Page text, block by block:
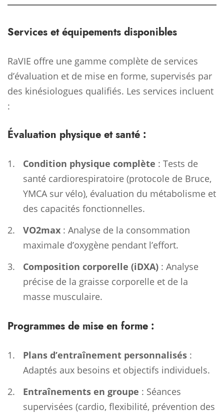
Services et équipements disponibles
RaVIE offre une gamme complète de services
d’évaluation et de mise en forme, supervisés par
des kinésiologues qualifiés. Les services incluent
:
Évaluation physique et santé :
Condition physique complète : Tests de
santé cardiorespiratoire (protocole de Bruce,
YMCA sur vélo), évaluation du métabolisme et
des capacités fonctionnelles.
VO2max : Analyse de la consommation
maximale d’oxygène pendant l’effort.
Composition corporelle (iDXA) : Analyse
précise de la graisse corporelle et de la
masse musculaire.
Programmes de mise en forme :
Plans d’entraînement personnalisés :
Adaptés aux besoins et objectifs individuels.
Entraînements en groupe : Séances
supervisées (cardio, flexibilité, prévention des